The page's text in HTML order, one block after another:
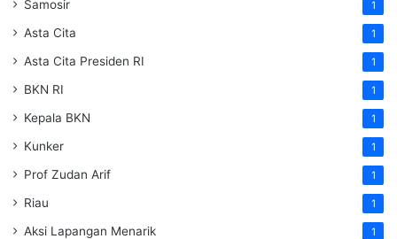
Samosir 1
Asta Cita 1
Asta Cita Presiden RI 1
BKN RI 1
Kepala BKN 1
Kunker 1
Prof Zudan Arif 1
Riau 1
Aksi Lapangan Menarik 1